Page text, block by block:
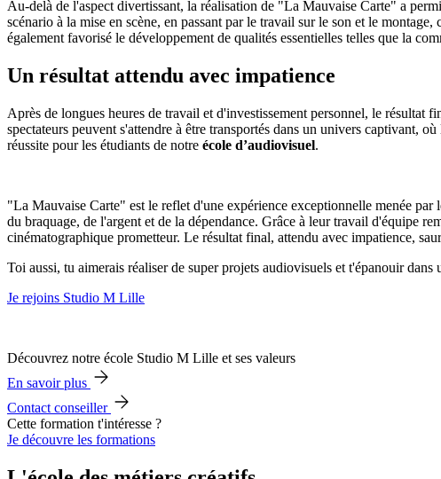
Au-delà de l'aspect divertissant, la réalisation de "La Mauvaise Carte" a
scénario à la mise en scène, en passant par le travail sur le son et le
également favorisé le développement de qualités essentielles telles que la
Un résultat attendu avec impatience
Après de longues heures de travail et d'investissement personnel, le
spectateurs peuvent s'attendre à être transportés dans un univers captivant,
réussite pour les étudiants de notre école d’audiovisuel.
"La Mauvaise Carte" est le reflet d'une expérience exceptionnelle menée par
du braquage, de l'argent et de la dépendance. Grâce à leur travail d'équipe
cinématographique prometteur. Le résultat final, attendu avec impatience,
Toi aussi, tu aimerais réaliser de super projets audiovisuels et t'épanouir dans
Je rejoins Studio M Lille
Découvrez notre école Studio M Lille et ses valeurs
En savoir plus
Contact conseiller
Cette formation t'intéresse ?
Je découvre les formations